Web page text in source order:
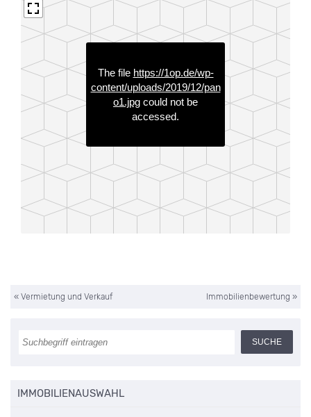
« Vermietung und Verkauf Immobilienbewertung »
IMMOBILIENAUSWAHL